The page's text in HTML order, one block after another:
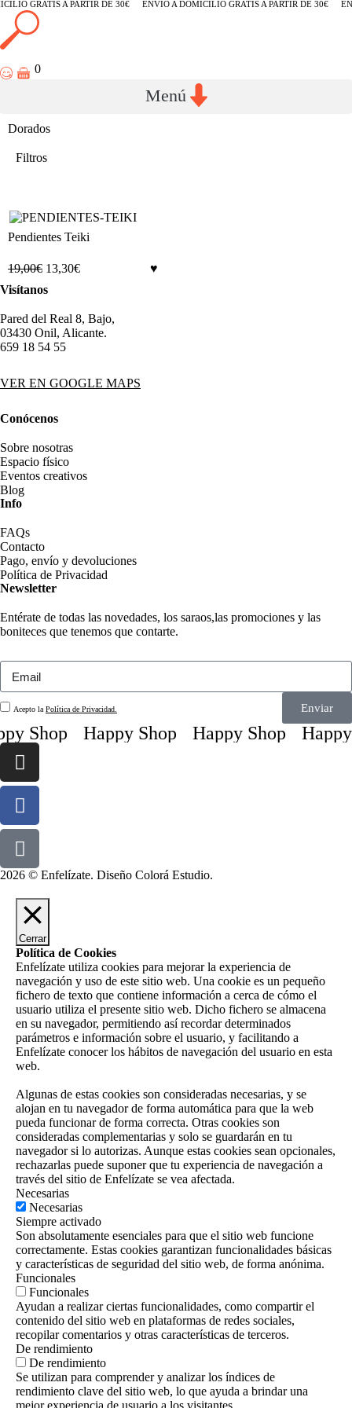
GRATIS A PARTIR DE 30€ ENVÍO A DOMICILIO GRATIS A PARTIR DE 30€
0
Dorados
Filtros
Pendientes Teiki
19,00€ 13,30€
Visítanos
Pared del Real 8, Bajo,
03430 Onil, Alicante.
659 18 54 55
VER EN GOOGLE MAPS
Conócenos
Sobre nosotras
Espacio físico
Eventos creativos
Blog
Info
FAQs
Contacto
Pago, envío y devoluciones
Política de Privacidad
Newsletter
Entérate de todas las novedades, los saraos,las promociones y las
boniteces que tenemos que contarte.
Acepto laPolítica de Privacidad. Enviar
Shop Happy Shop Happy Shop
2026 © Enfelízate. Diseño Colorá Estudio.
Cerrar
Política de Cookies
Enfelízate utiliza cookies para mejorar la experiencia de
navegación y uso de este sitio web. Una cookie es un pequeño
fichero de texto que contiene información a cerca de cómo el
usuario utiliza el presente sitio web. Dicho fichero se almacena
en su navegador, permitiendo así recordar determinados
parámetros e información sobre el usuario, y facilitando a
Enfelízate conocer los hábitos de navegación del usuario en esta
web.
Algunas de estas cookies son consideradas necesarias, y se
alojan en tu navegador de forma automática para que la web
pueda funcionar de forma correcta. Otras cookies son
consideradas complementarias y solo se guardarán en tu
navegador si lo autorizas. Aunque estas cookies sean opcionales,
rechazarlas puede suponer que tu experiencia de navegación a
través del sitio de Enfelízate se vea afectada.
Necesarias
Necesarias
Siempre activado
Son absolutamente esenciales para que el sitio web funcione
correctamente. Estas cookies garantizan funcionalidades básicas
y características de seguridad del sitio web, de forma anónima.
Funcionales
Funcionales
Ayudan a realizar ciertas funcionalidades, como compartir el
contenido del sitio web en plataformas de redes sociales,
recopilar comentarios y otras características de terceros.
De rendimiento
De rendimiento
Se utilizan para comprender y analizar los índices de
rendimiento clave del sitio web, lo que ayuda a brindar una